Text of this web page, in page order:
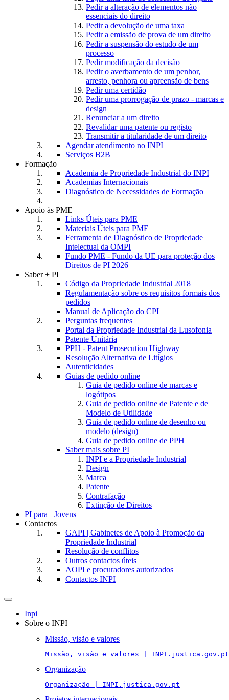
Pedir a alteração de elementos não
essenciais do direito
Pedir a devolução de uma taxa
Pedir a emissão de prova de um direito
Pedir a suspensão do estudo de um
processo
Pedir modificação da decisão
Pedir o averbamento de um penhor,
arresto, penhora ou apreensão de bens
Pedir uma certidão
Pedir uma prorrogação de prazo - marcas e
design
Renunciar a um direito
Revalidar uma patente ou registo
Transmitir a titularidade de um direito
Agendar atendimento no INPI
Serviços B2B
Formação
Academia de Propriedade Industrial do INPI
Academias Internacionais
Diagnóstico de Necessidades de Formação
Apoio às PME
Links Úteis para PME
Materiais Úteis para PME
Ferramenta de Diagnóstico de Propriedade
Intelectual da OMPI
Fundo PME - Fundo da UE para proteção dos
Direitos de PI 2026
Saber + PI
Código da Propriedade Industrial 2018
Regulamentação sobre os requisitos formais dos
pedidos
Manual de Aplicação do CPI
Perguntas frequentes
Portal da Propriedade Industrial da Lusofonia
Patente Unitária
PPH - Patent Prosecution Highway
Resolução Alternativa de Litígios
Autenticidades
Guias de pedido online
Guia de pedido online de marcas e
logótipos
Guia de pedido online de Patente e de
Modelo de Utilidade
Guia de pedido online de desenho ou
modelo (design)
Guia de pedido online de PPH
Saber mais sobre PI
INPI e a Propriedade Industrial
Design
Marca
Patente
Contrafação
Extinção de Direitos
PI para +Jovens
Contactos
GAPI | Gabinetes de Apoio à Promoção da
Propriedade Industrial
Resolução de conflitos
Outros contactos úteis
AOPI e procuradores autorizados
Contactos INPI
Toggle
navigation
Inpi
Sobre o INPI
Missão, visão e valores
Missão, visão e valores | INPI.justica.gov.pt
Organização
Organização | INPI.justica.gov.pt